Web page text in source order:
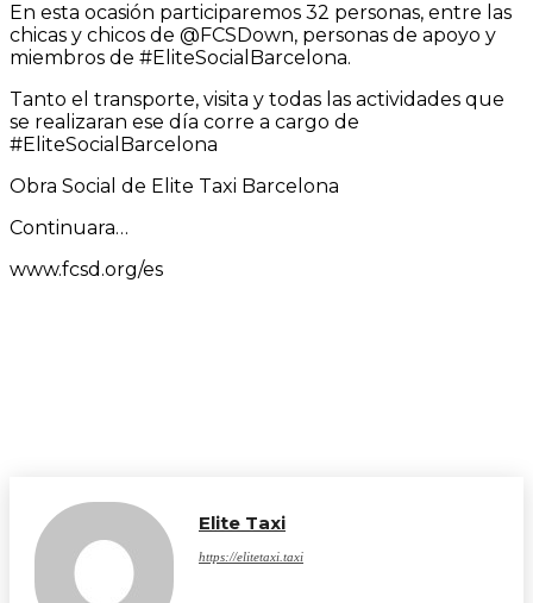
En esta ocasión participaremos 32 personas, entre las
chicas y chicos de @FCSDown, personas de apoyo y
miembros de #EliteSocialBarcelona.
Tanto el transporte, visita y todas las actividades que
se realizaran ese día corre a cargo de
#EliteSocialBarcelona
Obra Social de Elite Taxi Barcelona
Continuara…
www.fcsd.org/es
Elite Taxi
https://elitetaxi.taxi